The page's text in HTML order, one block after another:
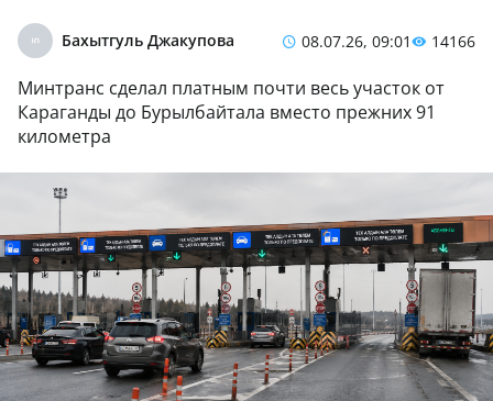
Бахытгуль Джакупова 08.07.26, 09:01 14166
Минтранс сделал платным почти весь участок от
Караганды до Бурылбайтала вместо прежних 91
километра